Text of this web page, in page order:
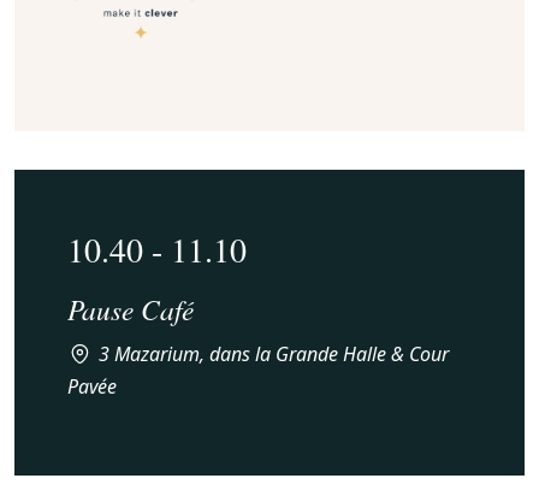
10.40 - 11.10
Pause Café
3 Mazarium, dans la Grande Halle & Cour
Pavée